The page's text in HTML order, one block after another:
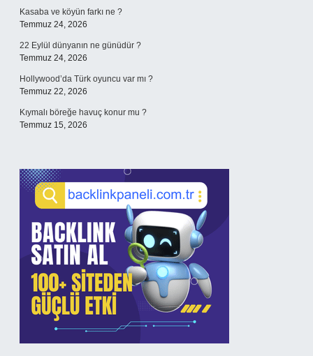
Kasaba ve köyün farkı ne ?
Temmuz 24, 2026
22 Eylül dünyanın ne günüdür ?
Temmuz 24, 2026
Hollywood’da Türk oyuncu var mı ?
Temmuz 22, 2026
Kıymalı böreğe havuç konur mu ?
Temmuz 15, 2026